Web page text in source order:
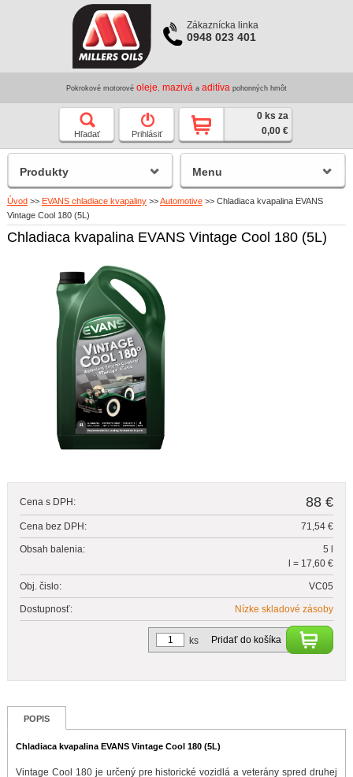
Zákaznícka linka
0948 023 401
Pokrokové motorové oleje mazivá a aditíva pohonných hmôt
Hľadať Prihlásiť
0 ks za
0,00 €
Úvod >> EVANS chladiace kvapaliny >>Automotive >> Chladiaca kvapalina EVANS
Vintage Cool 180 (5L)
Chladiaca kvapalina EVANS Vintage Cool 180 (5L)
Cena s DPH: 88 €
Cena bez DPH: 71,54 €
Obsah balenia:
5 l
l = 17,60 €
Obj. čislo: VC05
Dostupnosť: Nízke skladové zásoby
Pridať do košíka
ks
POPIS
Chladiaca kvapalina EVANS Vintage Cool 180 (5L)
Vintage Cool 180 je určený pre historické vozidlá a veterány spred druhej
Produkty Menu